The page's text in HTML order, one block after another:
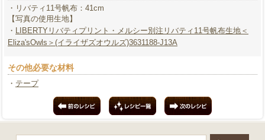
・リバティ11号帆布：41cm
【写真の使用生地】
・ LIBERTYリバティプリント・メルシー別注リバティ11号帆布生地＜
Eliza'sOwls＞(イライザズオウルズ)3631188-J13A
その他必要な材料
・ テープ